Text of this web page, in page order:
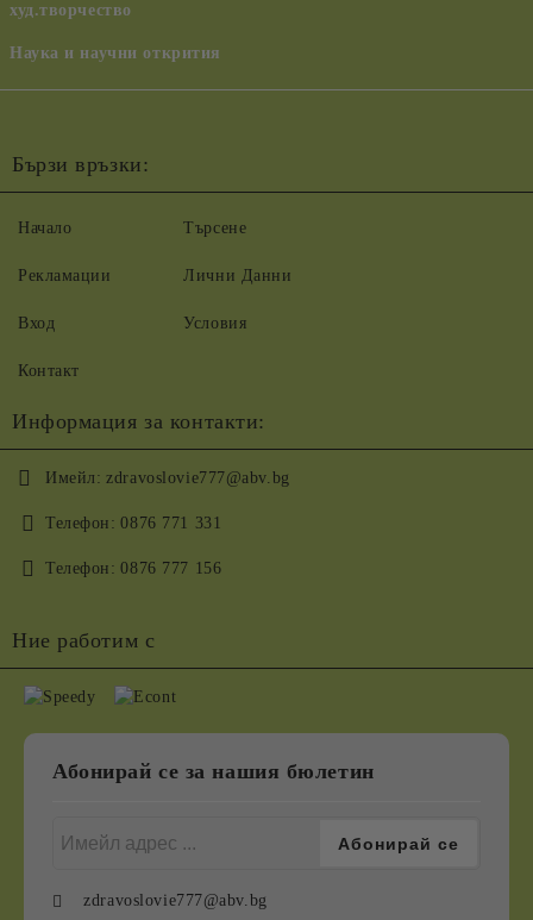
худ.творчество
Наука и научни открития
Бързи връзки:
Начало
Рекламации
Вход
Контакт
Търсене
Лични Данни
Условия
Информация за контакти:
Имейл: zdravoslovie777@abv.bg
Телефон: 0876 771 331
Телефон: 0876 777 156
Ние работим с
Абонирай се за нашия бюлетин
zdravoslovie777@abv.bg